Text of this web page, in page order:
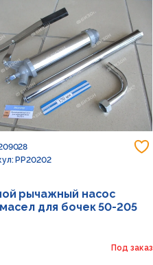
PP20202
рычажный насос
для бочек 50-205
Под заказ